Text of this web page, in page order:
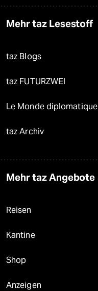
Mehr taz Lesestoff
taz Blogs
taz FUTURZWEI
Le Monde diplomatique
taz Archiv
Mehr taz Angebote
Reisen
Kantine
Shop
Anzeigen